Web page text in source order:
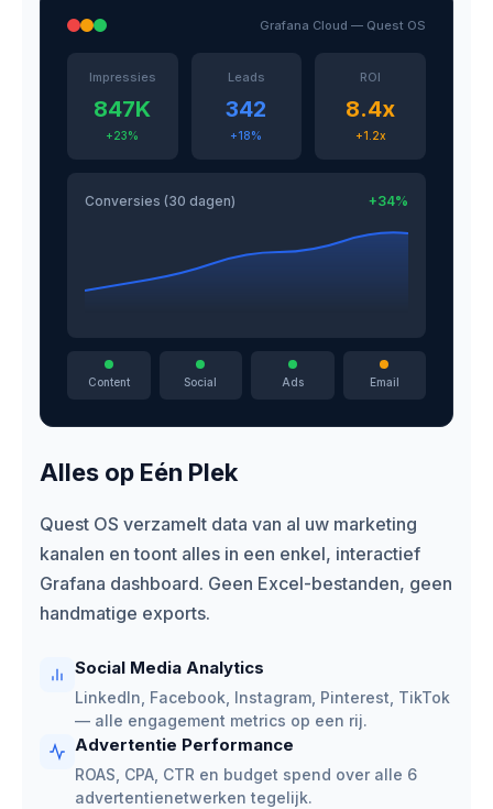
Grafana Cloud — Quest OS
Impressies
847K
+23%
Leads
342
+18%
ROI
8.4x
+1.2x
Conversies (30 dagen) +34%
Content Social Ads Email
Alles op Eén Plek
Quest OS verzamelt data van al uw marketing
kanalen en toont alles in een enkel, interactief
Grafana dashboard. Geen Excel-bestanden, geen
handmatige exports.
Social Media Analytics
LinkedIn, Facebook, Instagram, Pinterest, TikTok
— alle engagement metrics op een rij.
Advertentie Performance
ROAS, CPA, CTR en budget spend over alle 6
advertentienetwerken tegelijk.